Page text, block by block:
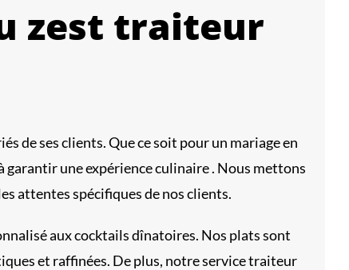
zest traiteur
de ses clients. Que ce soit pour un mariage en
garantir une expérience culinaire . Nous mettons
attentes spécifiques de nos clients.
aux cocktails dînatoires. Nos plats sont
et raffinées. De plus, notre service traiteur